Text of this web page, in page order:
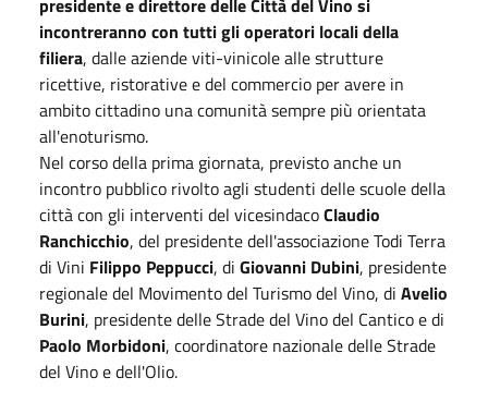
incontreranno con tutti gli operatori locali della
filiera, dalle aziende viti-vinicole alle strutture
ricettive, ristorative e del commercio per avere in
ambito cittadino una comunità sempre più orientata
all'enoturismo.
Nel corso della prima giornata, previsto anche un
incontro pubblico rivolto agli studenti delle scuole della
città con gli interventi del vicesindacoClaudio
Ranchicchio, del presidente dell'associazione Todi Terra
di Vini Filippo Peppucci, di Giovanni Dubini, presidente
regionale del Movimento del Turismo del Vino, di Avelio
Burini, presidente delle Strade del Vino del Cantico e di
Paolo Morbidoni, coordinatore nazionale delle Strade
del Vino e dell'Olio.